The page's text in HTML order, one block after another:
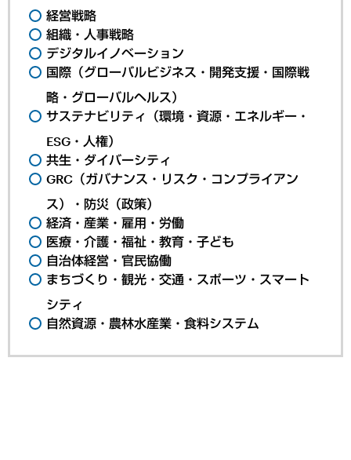
経営戦略
組織・人事戦略
デジタルイノベーション
国際（グローバルビジネス・開発支援・国際戦
略・グローバルヘルス）
サステナビリティ（環境・資源・エネルギー・
ESG・人権）
共生・ダイバーシティ
GRC（ガバナンス・リスク・コンプライアン
ス）・防災（政策）
経済・産業・雇用・労働
医療・介護・福祉・教育・子ども
自治体経営・官民協働
まちづくり・観光・交通・スポーツ・スマート
シティ
自然資源・農林水産業・食料システム